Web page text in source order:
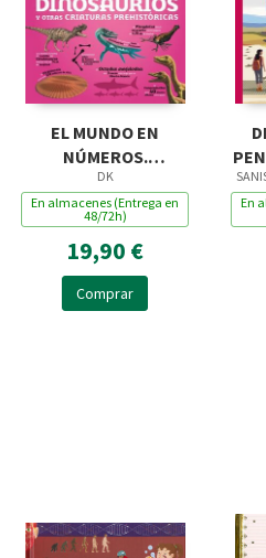
EL MUNDO EN
NÚMEROS.
DINOSAURIOS Y
OTRAS CRIATURAS
PREHISTÓRICAS
DK
En almacenes (Entrega en
48/72h)
19,90 €
Comprar
En